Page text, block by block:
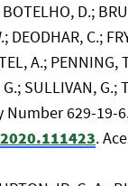
D.;
C.;
A.;
SULLIVAN,
Number 629-19-
.